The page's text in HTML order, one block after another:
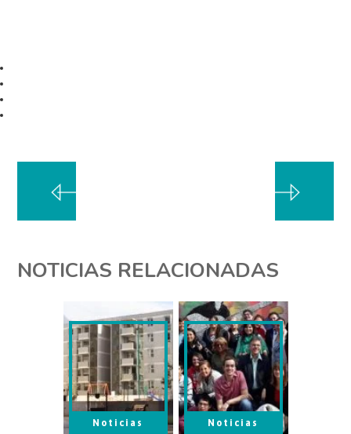
NOTICIAS RELACIONADAS
Noticias Noticias